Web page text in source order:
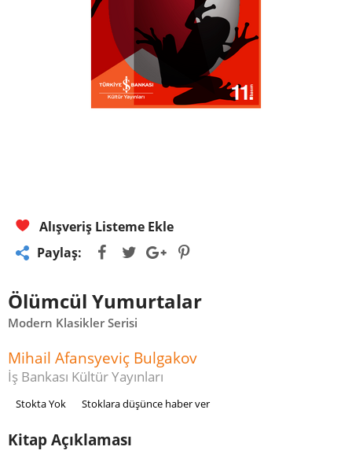
Alışveriş Listeme Ekle
Paylaş:
Ölümcül Yumurtalar
Modern Klasikler Serisi
Mihail Afansyeviç Bulgakov
İş Bankası Kültür Yayınları
Stokta Yok Stoklara düşünce haber ver
Kitap Açıklaması